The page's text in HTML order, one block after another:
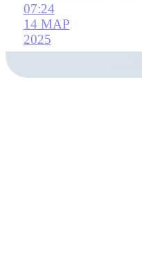
07:24
14 МАР
2025